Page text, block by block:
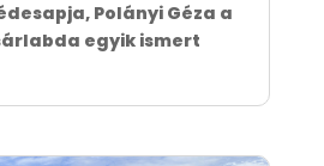
Polányi Géza a
egyik ismert